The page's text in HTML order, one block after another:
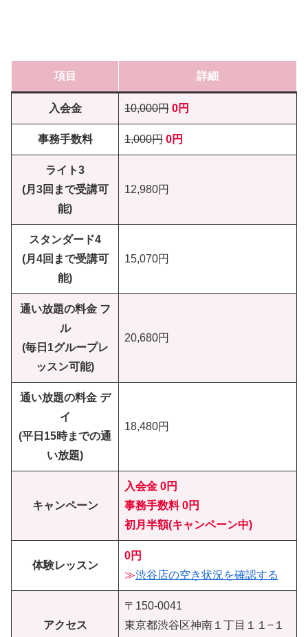
項目 詳細
入会金 10,000円 0円
事務手数料 1,000円 0円
ライト3
(月3回まで受講可
能)
12,980円
スタンダード4
(月4回まで受講可
能)
15,070円
通い放題の料金 フ
ル
(毎日1グループレ
ッスン可能)
20,680円
通い放題の料金 デ
イ
(平日15時までの通
い放題)
18,480円
キャンペーン
入会金 0円
事務手数料 0円
初月半額(キャンペーン中)
体験レッスン
0円
≫渋谷店の空き状況を確認する
アクセス
〒150-0041
東京都渋谷区神南１丁目１１−１